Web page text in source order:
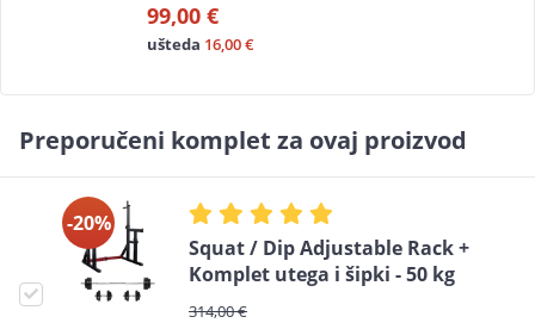
99,00 €
ušteda 16,00 €
Preporučeni komplet za ovaj proizvod
-20%
Squat / Dip Adjustable Rack +
Komplet utega i šipki - 50 kg
314,00 €